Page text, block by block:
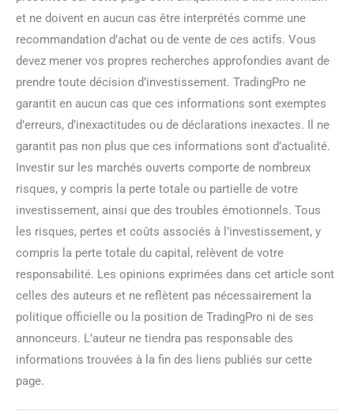
et ne doivent en aucun cas être interprétés comme une
recommandation d’achat ou de vente de ces actifs. Vous
devez mener vos propres recherches approfondies avant de
prendre toute décision d’investissement. TradingPro ne
garantit en aucun cas que ces informations sont exemptes
d’erreurs, d’inexactitudes ou de déclarations inexactes. Il ne
garantit pas non plus que ces informations sont d’actualité.
Investir sur les marchés ouverts comporte de nombreux
risques, y compris la perte totale ou partielle de votre
investissement, ainsi que des troubles émotionnels. Tous
les risques, pertes et coûts associés à l’investissement, y
compris la perte totale du capital, relèvent de votre
responsabilité. Les opinions exprimées dans cet article sont
celles des auteurs et ne reflètent pas nécessairement la
politique officielle ou la position de TradingPro ni de ses
annonceurs. L’auteur ne tiendra pas responsable des
informations trouvées à la fin des liens publiés sur cette
page.